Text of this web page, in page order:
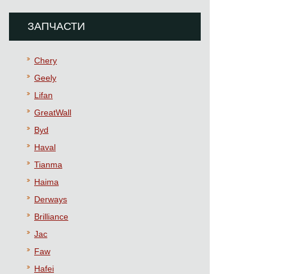
ЗАПЧАСТИ
Chery
Geely
Lifan
GreatWall
Byd
Haval
Tianma
Haima
Derways
Brilliance
Jac
Faw
Hafei